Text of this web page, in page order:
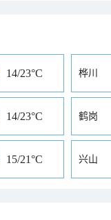
14/23°C 桦川
14/23°C 鹤岗
15/21°C 兴山